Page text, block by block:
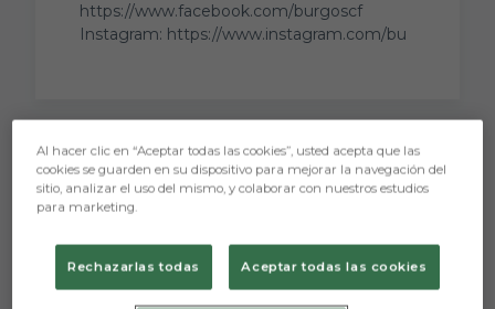
https://www.facebook.com/burgoscf
Instagram: https://www.instagram.com/bu
Aún no hay reacciones. ¡Sé el primero!
Al hacer clic en “Aceptar todas las cookies”, usted acepta que las
cookies se guarden en su dispositivo para mejorar la navegación del
sitio, analizar el uso del mismo, y colaborar con nuestros estudios
para marketing.
Rechazarlas todas Aceptar todas las cookies